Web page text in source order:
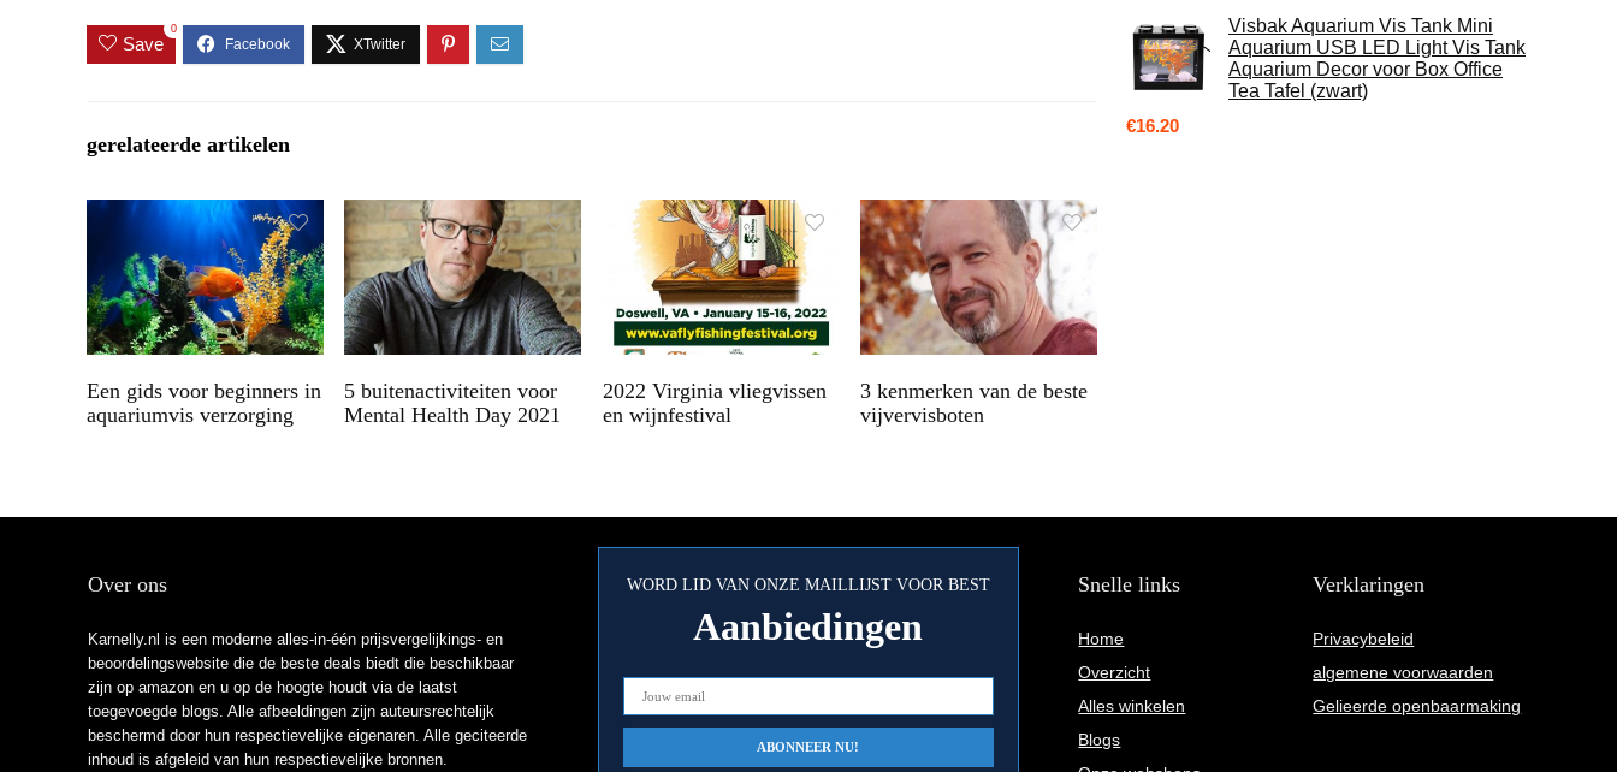
Save
0
gerelateerde artikelen
Een gids voor beginners in
aquariumvis verzorging
5 buitenactiviteiten voor
Mental Health Day 2021
2022 Virginia vliegvissen
en wijnfestival
3 kenmerken van de beste
vijvervisboten
Visbak Aquarium Vis Tank Mini
Aquarium USB LED Light Vis Tank
Aquarium Decor voor Box Office
Tea Tafel (zwart)
€16.20
Over ons
Karnelly.nl is een moderne alles-in-één prijsvergelijkings- en
beoordelingswebsite die de beste deals biedt die beschikbaar
zijn op amazon en u op de hoogte houdt via de laatst
toegevoegde blogs. Alle afbeeldingen zijn auteursrechtelijk
beschermd door hun respectievelijke eigenaren. Alle geciteerde
inhoud is afgeleid van hun respectievelijke bronnen.
WORD LID VAN ONZE MAILLIJST VOOR BEST
Aanbiedingen
Snelle links
Home
Overzicht
Alles winkelen
Blogs
Verklaringen
Privacybeleid
algemene voorwaarden
Gelieerde openbaarmaking